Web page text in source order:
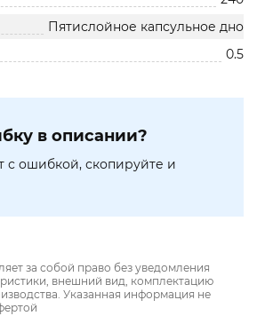
Пятислойное капсульное дно
0.5
в описании?
с ошибкой, скопируйте и
за собой право без уведомления
внешний вид, комплектацию
Указанная информация не